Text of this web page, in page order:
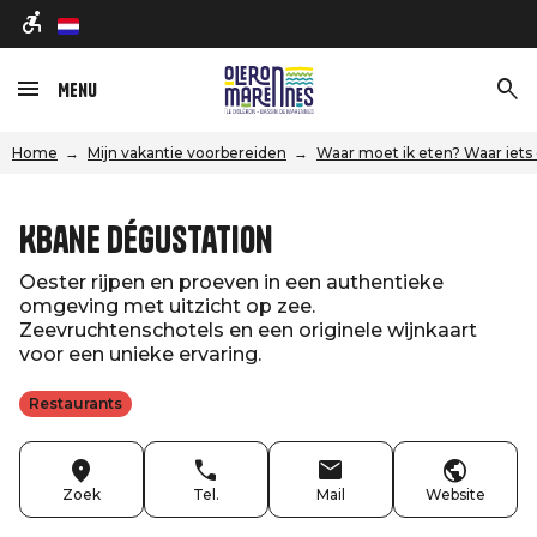
nl
Menu
Home Mijn vakantie voorbereiden Waar moet ik eten? Waar iets
Kbane dégustation
Oester rijpen en proeven in een authentieke
omgeving met uitzicht op zee.
Zeevruchtenschotels en een originele wijnkaart
voor een unieke ervaring.
Restaurants
Zoek Tel. Mail Website